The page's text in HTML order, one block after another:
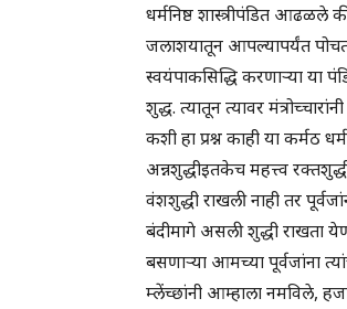
धर्मनिष्ठ शास्त्रीपंडित आढळले
जलाशयातून आपल्यापर्यंत
स्वयंपाकसिद्धि करणाऱ्या या
शुद्ध. त्यातून त्यावर
कशी हा प्रश्न काही या कर्मठ
अन्नशुद्धीइतकेच महत्त्व
वंशशुद्धी राखली नाही तर
बंदीमागे असली शुद्धी राखता
बसणाऱ्या आमच्या पूर्वजांना
म्लेंच्छांनी आम्हाला नमविले,